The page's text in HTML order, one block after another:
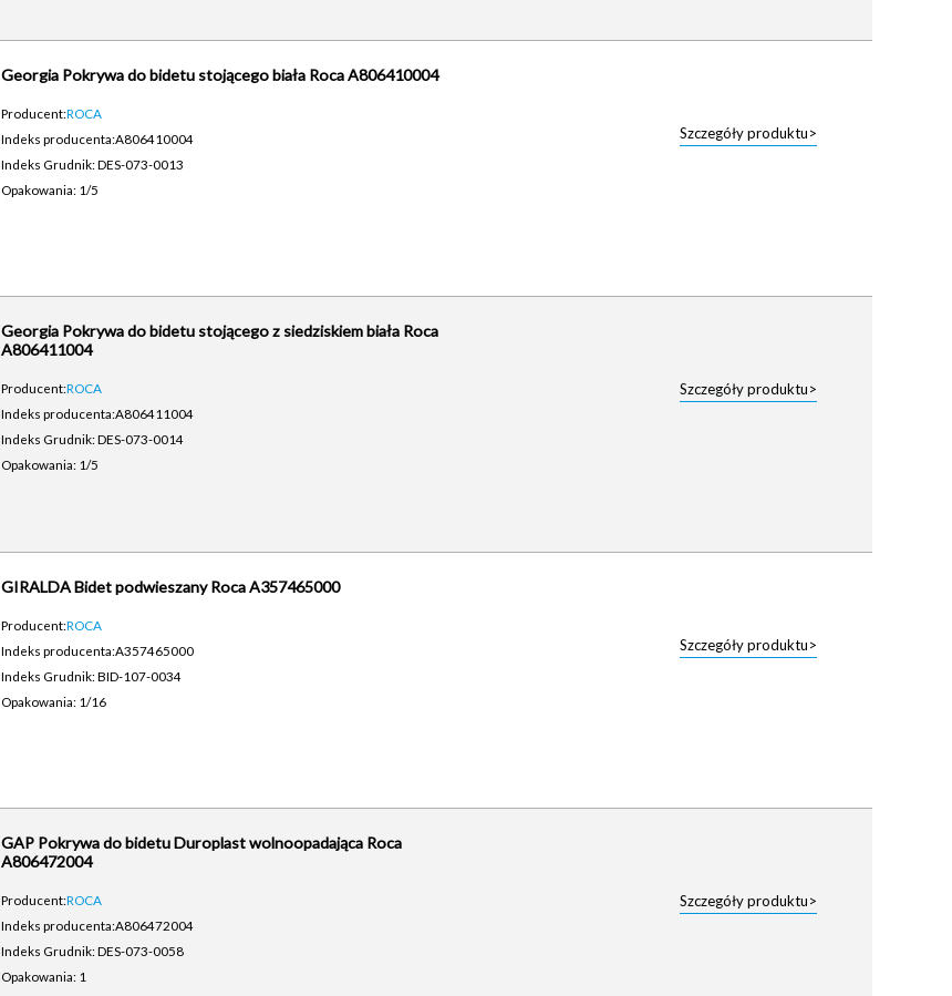
Georgia Pokrywa do bidetu stojącego biała Roca A806410004
Producent:ROCA
Indeks producenta:A806410004
Indeks Grudnik: DES-073-0013
Opakowania: 1/5
Szczegóły produktu>
Georgia Pokrywa do bidetu stojącego z siedziskiem biała Roca
A806411004
Producent:ROCA
Indeks producenta:A806411004
Indeks Grudnik: DES-073-0014
Opakowania: 1/5
Szczegóły produktu>
GIRALDA Bidet podwieszany Roca A357465000
Producent:ROCA
Indeks producenta:A357465000
Indeks Grudnik: BID-107-0034
Opakowania: 1/16
Szczegóły produktu>
GAP Pokrywa do bidetu Duroplast wolnoopadająca Roca
A806472004
Producent:ROCA
Indeks producenta:A806472004
Indeks Grudnik: DES-073-0058
Opakowania: 1
Szczegóły produktu>